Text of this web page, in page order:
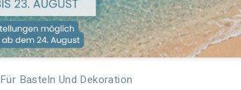
Basteln Und Dekoration